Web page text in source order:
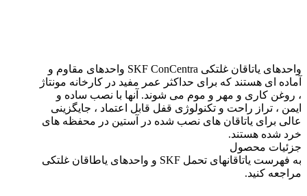
واحدهای یاتاقان غلتکی SKF ConCentra واحدهای مقاوم و
آماده ای هستند که برای حداکثر عمر مفید در کارخانه مونتاژ
، روغن کاری و مهر و موم می شوند. آنها با نصب ساده و
ایمن ، تراز راحت و تکنولوژی قفل قابل اعتماد ، جایگزینی
عالی برای یاتاقان های نصب شده در آستین در محفظه های
خرد شده هستند.
جزئیات محصول
به فهرست یاتاقانهای تحمل SKF و واحدهای یاطاقان غلتکی
مراجعه کنید.